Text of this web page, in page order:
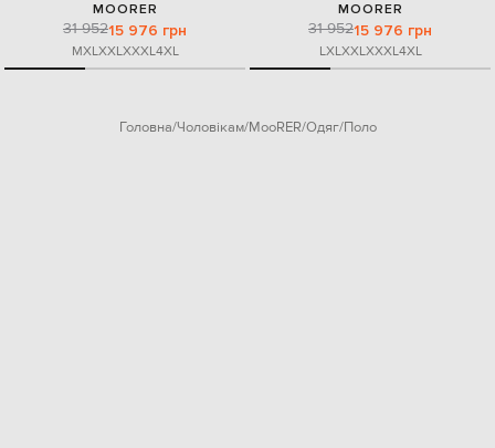
MOORER
31 95215 976 грн
MXLXXLXXXL4XL
MOORER
31 95215 976 грн
LXLXXLXXXL4XL
Головна Чоловікам MooRER Одяг Поло